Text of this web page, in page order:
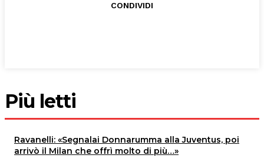
CONDIVIDI
Più letti
Ravanelli: «Segnalai Donnarumma alla Juventus, poi
arrivò il Milan che offrì molto di più…»